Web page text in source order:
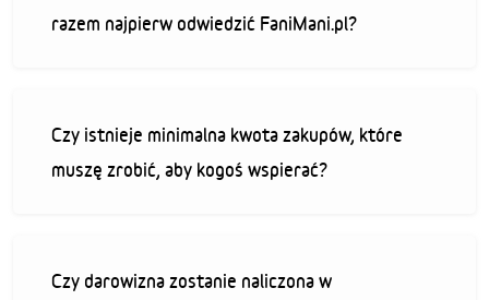
razem najpierw odwiedzić FaniMani.pl?
Czy istnieje minimalna kwota zakupów, które
muszę zrobić, aby kogoś wspierać?
Czy darowizna zostanie naliczona w